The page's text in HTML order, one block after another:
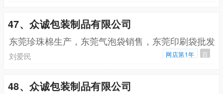
47、众诚包装制品有限公司
东莞珍珠棉生产，东莞气泡袋销售，东莞印刷袋批发
刘爱民 网店第1年 百
48、众诚包装制品有限公司